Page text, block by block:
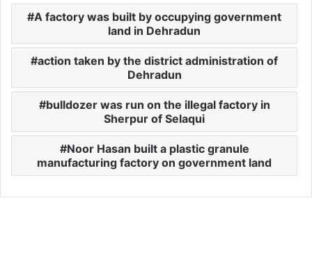
A factory was built by occupying government
land in Dehradun
action taken by the district administration of
Dehradun
bulldozer was run on the illegal factory in
Sherpur of Selaqui
Noor Hasan built a plastic granule
manufacturing factory on government land